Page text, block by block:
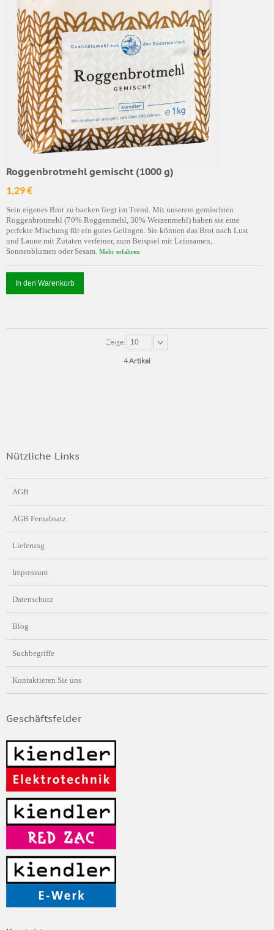
Roggenbrotmehl gemischt (1000 g)
1,29 €
Sein eigenes Brot zu backen liegt im Trend. Mit unserem gemischten
Roggenbrotmehl (70% Roggenmehl, 30% Weizenmehl) haben sie eine
perfekte Mischung für ein gutes Gelingen. Sie können das Brot nach Lust
und Laune mit Zutaten verfeiner, zum Beispiel mit Leinsamen,
Sonnenblumen oder Sesam. Mehr erfahren
In den Warenkorb
Zeige: 10
4 Artikel
Nützliche Links
AGB
AGB Fernabsatz
Lieferung
Impressum
Datenschutz
Blog
Suchbegriffe
Kontaktieren Sie uns
Geschäftsfelder